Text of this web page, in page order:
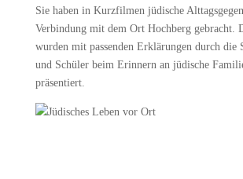
Sie haben in Kurzfilmen jüdische
Verbindung mit dem Ort Hochberg gebracht.
wurden mit passenden Erklärungen durch die
und Schüler beim Erinnern an jüdische
präsentiert.